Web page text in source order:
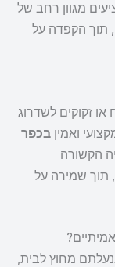
מגוון רחב של
תוך הקפדה על
זקוקים לשדרוג
ואמין בכפר
הקשורה
תוך שמירה על
מחוץ לבית,